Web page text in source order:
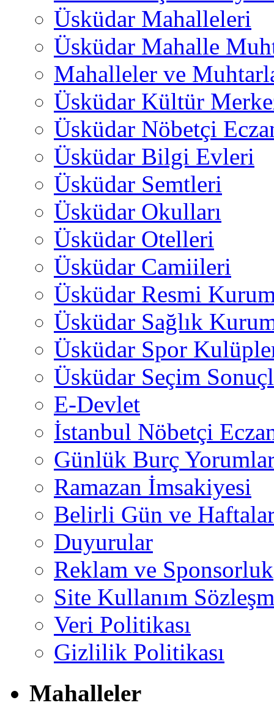
Üsküdar Mahalleleri
Üsküdar Mahalle
Mahalleler ve
Üsküdar Kültür
Üsküdar Nöbetçi
Üsküdar Bilgi Evleri
Üsküdar Semtleri
Üsküdar Okulları
Üsküdar Otelleri
Üsküdar Camiileri
Üsküdar Resmi
Üsküdar Sağlık
Üsküdar Spor
Üsküdar Seçim
E-Devlet
İstanbul Nöbetçi
Günlük Burç
Ramazan İmsakiyesi
Belirli Gün ve
Duyurular
Reklam ve Sponsorluk
Site Kullanım
Veri Politikası
Gizlilik Politikası
Mahalleler